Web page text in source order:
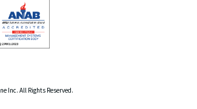
Inc. All Rights Reserved.